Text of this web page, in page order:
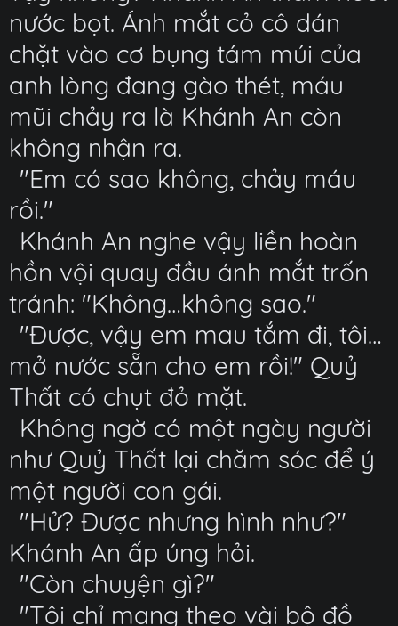
nước bọt. Ánh mắt cỏ cô dán
chặt vào cơ bụng tám múi của
anh lòng đang gào thét, máu
mũi chảy ra là Khánh An còn
không nhận ra.
"Em có sao không, chảy máu
rồi."
Khánh An nghe vậy liền hoàn
hồn vội quay đầu ánh mắt trốn
tránh: "Không…không sao."
"Được, vậy em mau tắm đi, tôi…
mở nước sẵn cho em rồi!" Quỷ
Thất có chụt đỏ mặt.
Không ngờ có một ngày người
như Quỷ Thất lại chăm sóc để ý
một người con gái.
"Hử? Được nhưng hình như?"
Khánh An ấp úng hỏi.
"Còn chuyện gì?"
"Tôi chỉ mang theo vài bộ đồ